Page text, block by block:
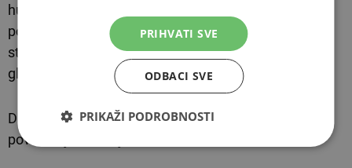
humanitarni poredak, navodeći da se SAD pokušava
povući iz institucija koje su gradile međunarodne
standarde ljudskih prava i zaštite, čime se oslabljuju
globalni mehanizmi zaštite i suradnje.
Direktor HRW Louis Charbonneau kaže kako se
povlačenje već osjeti.
PRIHVATI SVE
ODBACI SVE
PRIKAŽI PODROBNOSTI